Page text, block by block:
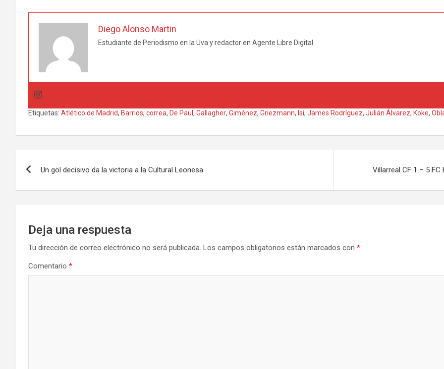
Diego Alonso Martin
Estudiante de Periodismo en la Uva y redactor en Agente Libre Digital
Etiquetas: Atlético de Madrid, Barrios, correa, De Paul , Gallagher, Giménez, Griezmann, Isi, James Rodríguez, Julián Álvarez, Koke,
Un gol decisivo da la victoria a la Cultural Leonesa Villarreal CF 1 – 5
Deja una respuesta
Tu dirección de correo electrónico no será publicada. Los campos obligatorios están marcados con *
Comentario *